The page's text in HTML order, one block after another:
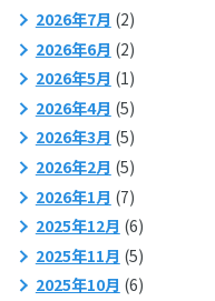
2026年7月 (2)
2026年6月 (2)
2026年5月 (1)
2026年4月 (5)
2026年3月 (5)
2026年2月 (5)
2026年1月 (7)
2025年12月 (6)
2025年11月 (5)
2025年10月 (6)